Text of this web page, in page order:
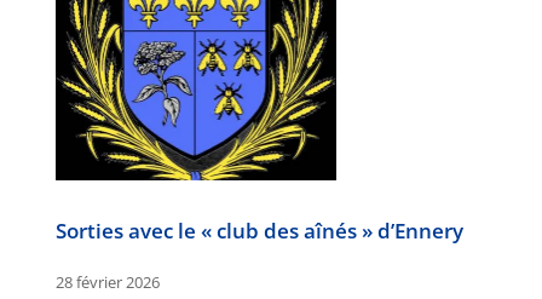
Sorties avec le « club des aînés » d’Ennery
28 février 2026